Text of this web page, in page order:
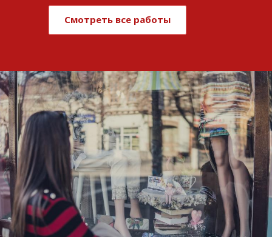
Смотреть все работы
Развитие и поддержка интернет-
витрины StepClub
Смотреть проект